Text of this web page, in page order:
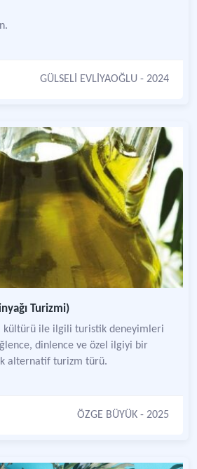
GÜLSELİ EVLİYAOĞLU - 2024
Turizmi)
kültürü ile ilgili turistik deneyimleri
dinlence ve özel ilgiyi bir
alternatif turizm türü.
ÖZGE BÜYÜK - 2025